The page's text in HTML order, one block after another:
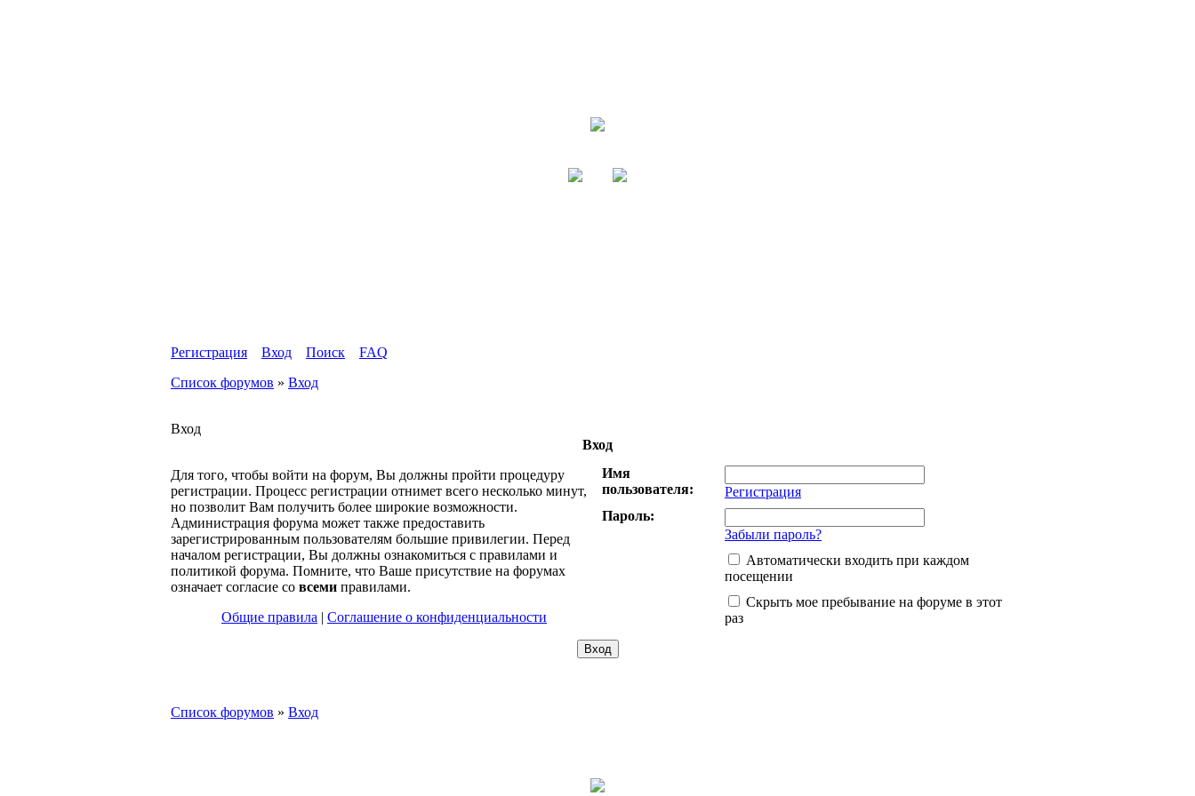
Регистрация Вход Поиск
FAQ
Список форумов » Вход
Вход
Вход
Для того, чтобы войти на форум, Вы должны пройти процедуру
регистрации. Процесс регистрации отнимет всего несколько минут,
но позволит Вам получить более широкие возможности.
Администрация форума может также предоставить
зарегистрированным пользователям большие привилегии. Перед
началом регистрации, Вы должны ознакомиться с правилами и
политикой форума. Помните, что Ваше присутствие на форумах
означает согласие со всеми правилами.
Общие правила | Соглашение о конфиденциальности
Имя
пользователя:
Регистрация
Пароль:
Забыли пароль?
Автоматически входить при каждом
посещении
Скрыть мое пребывание на форуме в этот
раз
Список форумов » Вход